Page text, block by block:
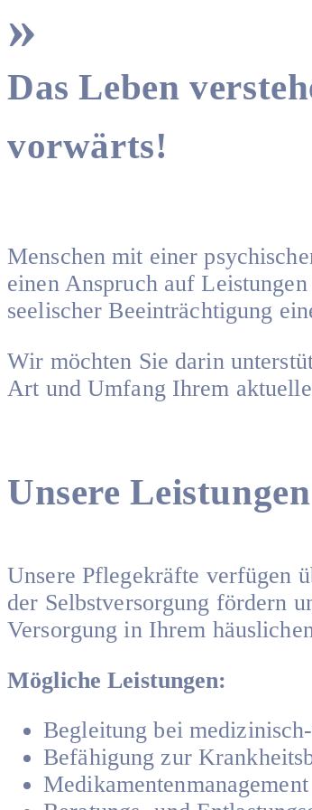
Das Leben
vorwärts!
Menschen mit einer
einen Anspruch auf
seelischer Beeinträchtigung
Wir möchten Sie darin
Art und Umfang Ihrem
Unsere Leistungen
Unsere Pflegekräfte verfügen
der Selbstversorgung fördern
Versorgung in Ihrem
Mögliche Leistungen:
Begleitung bei
Befähigung zur
Medikamentenmanagement